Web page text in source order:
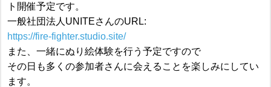
ト開催予定です。
一般社団法人UNITEさんのURL:
https://fire-fighter.studio.site/
また、一緒にぬり絵体験を行う予定ですので
その日も多くの参加者さんに会えることを楽しみにしてい
ます。